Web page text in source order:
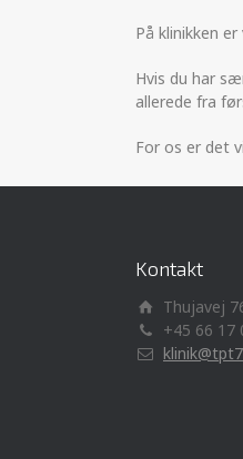
På klinikken
Hvis du har
allerede fra
For os er det
Kontakt
Thujavej
+45 66 17